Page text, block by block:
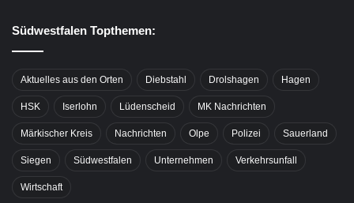
Südwestfalen Topthemen:
Aktuelles aus den Orten Diebstahl Drolshagen Hagen
HSK Iserlohn Lüdenscheid MK Nachrichten
Märkischer Kreis Nachrichten Olpe Polizei Sauerland
Siegen Südwestfalen Unternehmen Verkehrsunfall
Wirtschaft